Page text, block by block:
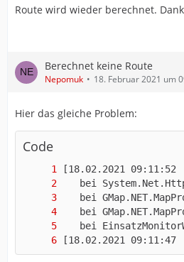
Route wird wieder berechnet.
Berechnet keine Route
Nepomuk 18. Februar 2021 um
Hier das gleiche Problem:
Code
[18.02.2021